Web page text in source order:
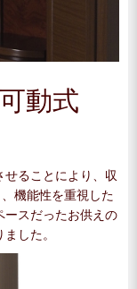
動式
ることにより、収
機能性を重視した
ースだったお供えの
した。